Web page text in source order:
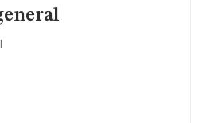
registral complementaria.